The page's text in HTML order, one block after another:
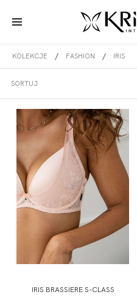
KOLEKCJE FASHION IRIS
SORTUJ
IRIS
IRIS BRASSIERE S-CLASS